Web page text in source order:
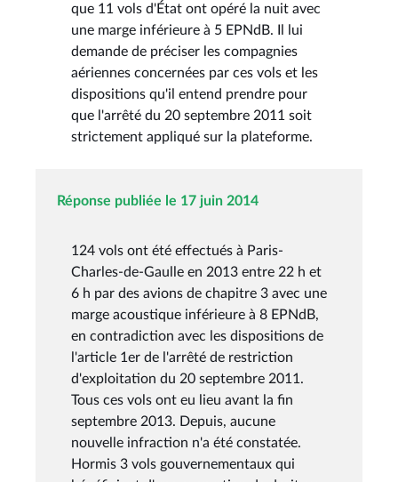
que 11 vols d'État ont opéré la nuit avec
une marge inférieure à 5 EPNdB. Il lui
demande de préciser les compagnies
aériennes concernées par ces vols et les
dispositions qu'il entend prendre pour
que l'arrêté du 20 septembre 2011 soit
strictement appliqué sur la plateforme.
Réponse publiée le 17 juin 2014
124 vols ont été effectués à Paris-
Charles-de-Gaulle en 2013 entre 22 h et
6 h par des avions de chapitre 3 avec une
marge acoustique inférieure à 8 EPNdB,
en contradiction avec les dispositions de
l'article 1er de l'arrêté de restriction
d'exploitation du 20 septembre 2011.
Tous ces vols ont eu lieu avant la fin
septembre 2013. Depuis, aucune
nouvelle infraction n'a été constatée.
Hormis 3 vols gouvernementaux qui